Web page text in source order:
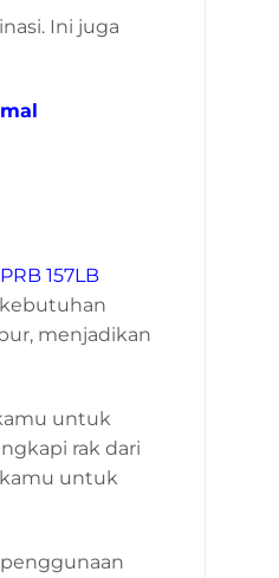
Ini juga
157LB
menjadikan
untuk
rak dari
untuk